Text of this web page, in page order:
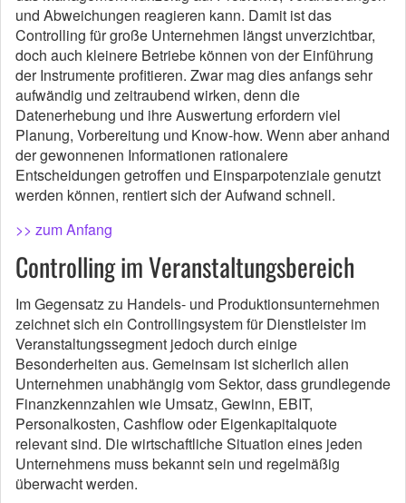
und Abweichungen reagieren kann. Damit ist das
Controlling für große Unternehmen längst unverzichtbar,
doch auch kleinere Betriebe können von der Einführung
der Instrumente profitieren. Zwar mag dies anfangs sehr
aufwändig und zeitraubend wirken, denn die
Datenerhebung und ihre Auswertung erfordern viel
Planung, Vorbereitung und Know-how. Wenn aber anhand
der gewonnenen Informationen rationalere
Entscheidungen getroffen und Einsparpotenziale genutzt
werden können, rentiert sich der Aufwand schnell.
>> zum Anfang
Controlling im Veranstaltungsbereich
Im Gegensatz zu Handels- und Produktionsunternehmen
zeichnet sich ein Controllingsystem für Dienstleister im
Veranstaltungssegment jedoch durch einige
Besonderheiten aus. Gemeinsam ist sicherlich allen
Unternehmen unabhängig vom Sektor, dass grundlegende
Finanzkennzahlen wie Umsatz, Gewinn, EBIT,
Personalkosten, Cashflow oder Eigenkapitalquote
relevant sind. Die wirtschaftliche Situation eines jeden
Unternehmens muss bekannt sein und regelmäßig
überwacht werden.